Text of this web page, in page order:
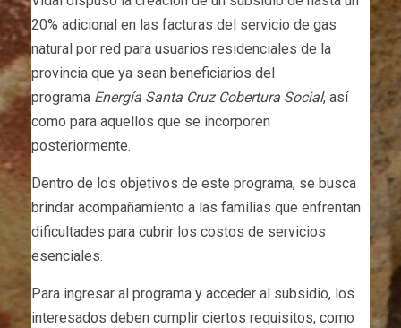
20% adicional en las facturas del servicio de gas
natural por red para usuarios residenciales de la
provincia que ya sean beneficiarios del
programa Energía Santa Cruz Cobertura Social, así
como para aquellos que se incorporen
posteriormente.
Dentro de los objetivos de este programa, se busca
brindar acompañamiento a las familias que enfrentan
dificultades para cubrir los costos de servicios
esenciales.
Para ingresar al programa y acceder al subsidio, los
interesados deben cumplir ciertos requisitos, como